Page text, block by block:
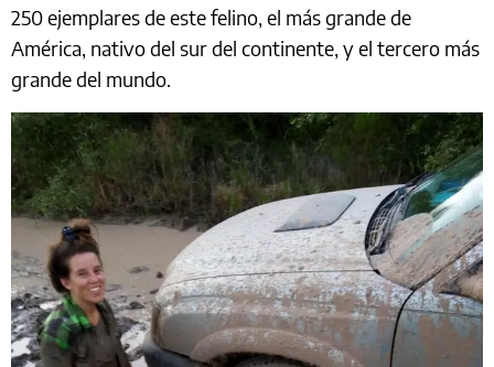
250 ejemplares de este felino, el más grande de
América, nativo del sur del continente, y el tercero más
grande del mundo.